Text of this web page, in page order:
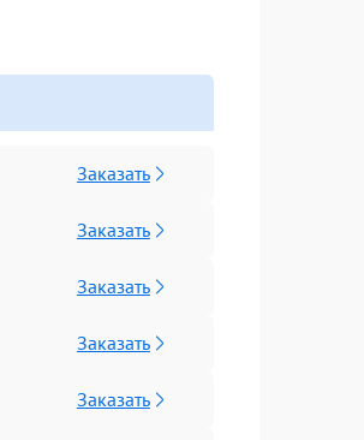
Заказать
Заказать
Заказать
Заказать
Заказать